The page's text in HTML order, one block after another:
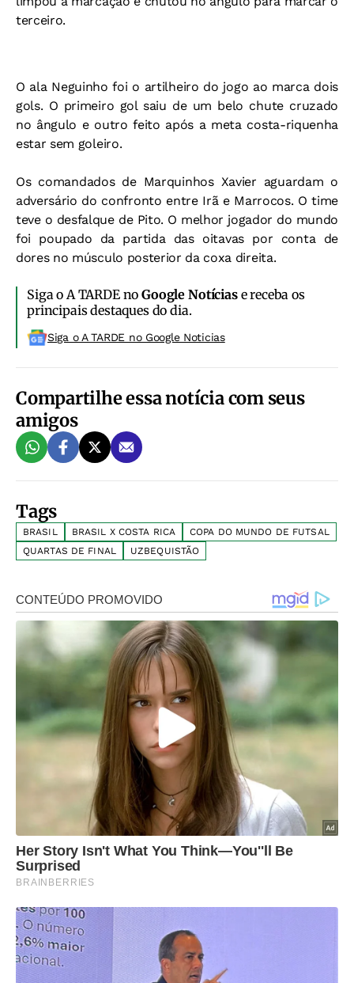
terceiro.
O ala Neguinho foi o artilheiro do jogo ao marca dois
gols. O primeiro gol saiu de um belo chute cruzado
no ângulo e outro feito após a meta costa-riquenha
estar sem goleiro.
Os comandados de Marquinhos Xavier aguardam o
adversário do confronto entre Irã e Marrocos. O time
teve o desfalque de Pito. O melhor jogador do mundo
foi poupado da partida das oitavas por conta de
dores no músculo posterior da coxa direita.
Siga o A TARDE noGoogle Notíciase receba os
principais destaques do dia.
Siga o A TARDE no Google Noticias
Compartilhe essa notícia com seus
amigos
Tags
BRASIL BRASIL X COSTA RICA
COPA DO MUNDO DE FUTSAL
QUARTAS DE FINAL
UZBEQUISTÃO